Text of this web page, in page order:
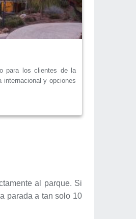
para los clientes de la
internacional y opciones
al parque. Si
parada a tan solo 10